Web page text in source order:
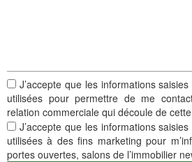
J’accepte que les informations
utilisées pour permettre de me
relation commerciale qui découle de
J’accepte que les informations
utilisées à des fins marketing pour
portes ouvertes, salons de l’immobilier